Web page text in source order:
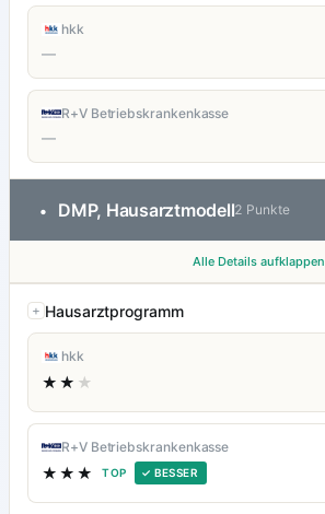
hkk
—
R+V Betriebskrankenkasse
—
• DMP, Hausarztmodell2 Punkte
Alle Details aufklappen
Hausarztprogramm
hkk
★★ ★
R+V Betriebskrankenkasse
★★★ TOP ✓ BESSER